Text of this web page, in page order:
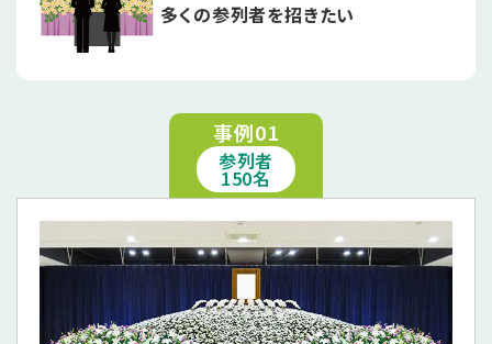
多くの参列者を招きたい
事例01
参列者
150名